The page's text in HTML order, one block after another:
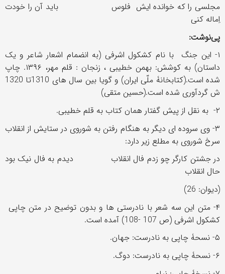
مجلسی را که خوانده ایش فلوس باید آن را خودت
اِماله کنی
پی‌نوشت:
۱- این جنگ با نام کشکول اشرفی (به انضمام اشعار شاعر و یک
داستان) به کوشش: بهمن خطیبی ، زنجان : قلم مهر، ‏‫‏۱۳۹۶. چاپ
شده است.(کتابخانۀ ملّی ایران) و گویا بین سال های 1310تا 1320
ش گردآوری شده است.(حسین متقی)
۲- به نقل از پیش گفتار همان کتاب به قلم خطیبی.
۳- وی سروده ای دیگر به هنگام رفتن به شوروی در ستایش از انقلاب
سرخ شوروی به مطلع زیر دارد:
در جشتن کارگر چو زدم فال انقلاب دیدم به فال نیک بود
حال انقلاب
(دیوان: 26)
۴- متن این سه شعر با نادرستی ها و بدون توضیح در متن چاپی
کشکول اشرفی (ص 107 -108) آمده است.
۵- نسحۀ چاپی به نادرست: جهان.
۶- نسحۀ چاپی به نادرست: دوگ.